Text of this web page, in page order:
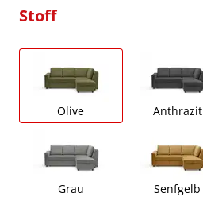
Stoff
Olive Anthrazit
Grau Senfgelb